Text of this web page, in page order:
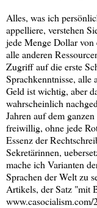
Alles, was ich
appelliere, verstehen
jede Menge Dollar
alle anderen
Zugriff auf die erste
Sprachkenntnisse,
Geld ist wichtig, aber
wahrscheinlich
Jahren auf dem
freiwillig, ohne jede
Essenz der
Sekretärinnen,
mache ich Varianten
Sprachen der Welt zu
Artikels, der Satz "mit